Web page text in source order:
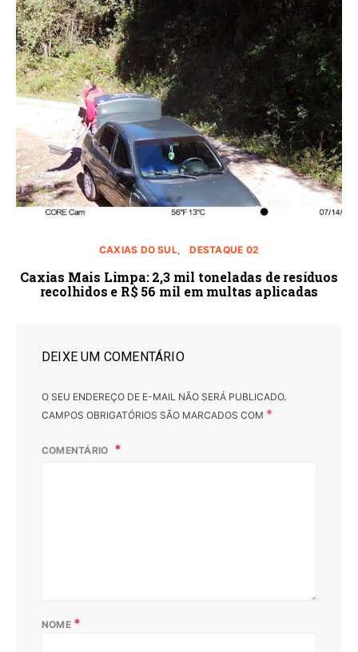
CAXIAS DO SUL DESTAQUE 02
Caxias Mais Limpa: 2,3 mil toneladas de resíduos
recolhidos e R$ 56 mil em multas aplicadas
DEIXE UM COMENTÁRIO
O SEU ENDEREÇO DE E-MAIL NÃO SERÁ PUBLICADO.
CAMPOS OBRIGATÓRIOS SÃO MARCADOS COM *
COMENTÁRIO
NOME *